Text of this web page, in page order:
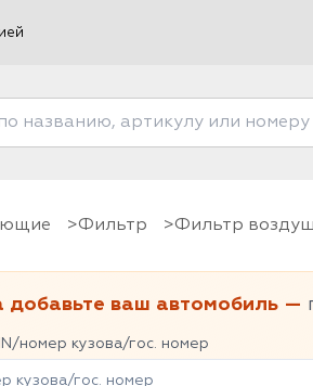
фильтр Фильтр
добавьте ваш автомобиль —
номер кузова/гос. номер